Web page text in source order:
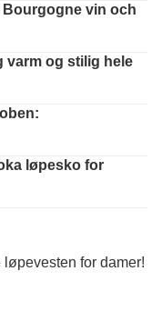
vin och
og stilig hele
løpesko for